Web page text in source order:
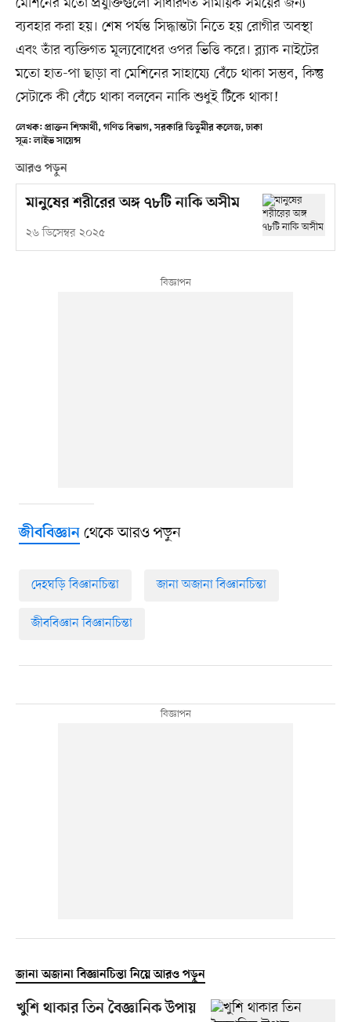
ব্যবহার করা হয়। শেষ পর্যন্ত সিদ্ধান্তটা নিতে হয় রোগীর অবস্থা
এবং তাঁর ব্যক্তিগত মূল্যবোধের ওপর ভিত্তি করে। ব্ল্যাক নাইটের
মতো হাত-পা ছাড়া বা মেশিনের সাহায্যে বেঁচে থাকা সম্ভব, কিন্তু
সেটাকে কী বেঁচে থাকা বলবেন নাকি শুধুই টিঁকে থাকা!
লেখক: প্রাক্তন শিক্ষার্থী, গণিত বিভাগ, সরকারি তিতুমীর কলেজ, ঢাকা
সূত্র: লাইভ সায়েন্স
আরও পড়ুন
মানুষের শরীরের অঙ্গ ৭৮টি নাকি অসীম
২৬ ডিসেম্বর ২০২৫
জীববিজ্ঞানথেকে আরও পড়ুন
দেহঘড়ি বিজ্ঞানচিন্তা জানা অজানা বিজ্ঞানচিন্তা
জীববিজ্ঞান বিজ্ঞানচিন্তা
জানা অজানা বিজ্ঞানচিন্তা নিয়ে আরও পড়ুন
খুশি থাকার তিন বৈজ্ঞানিক উপায়